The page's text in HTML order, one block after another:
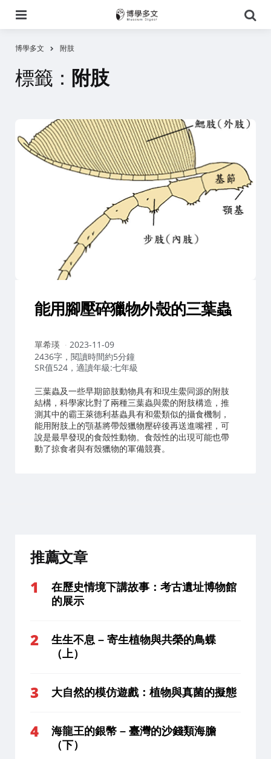
尋
博學多文 附肢
標籤： 附肢
能用腳壓碎獵物外殼的三葉蟲
作
者：
單希瑛
2023-11-09
2436字，閱讀時間約5分鐘
SR值524，適讀年級:七年級
三葉蟲及一些早期節肢動物具有和現生鱟同源的附肢
結構，科學家比對了兩種三葉蟲與鱟的附肢構造，推
測其中的霸王萊德利基蟲具有和鱟類似的攝食機制，
能用附肢上的顎基將帶殼獵物壓碎後再送進嘴裡，可
說是最早發現的食殼性動物。食殼性的出現可能也帶
動了掠食者與有殼獵物的軍備競賽。
推薦文章
在歷史情境下講故事：考古遺址博物館
的展示
生生不息 – 寄生植物與共榮的鳥蝶
（上）
大自然的模仿遊戲：植物與真菌的擬態
海龍王的銀幣 – 臺灣的沙錢類海膽
（下）